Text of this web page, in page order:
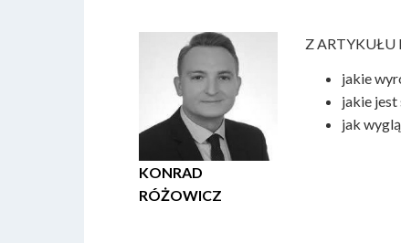
KONRAD
RÓŻOWICZ
Z ARTYKUŁU
jakie
jakie jest
jak